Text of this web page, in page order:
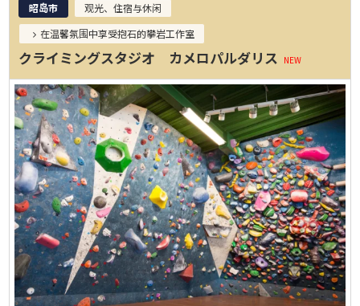
昭岛市
观光、住宿与休闲
在温馨氛围中享受抱石的攀岩工作室
クライミングスタジオ カメロパルダリス NEW